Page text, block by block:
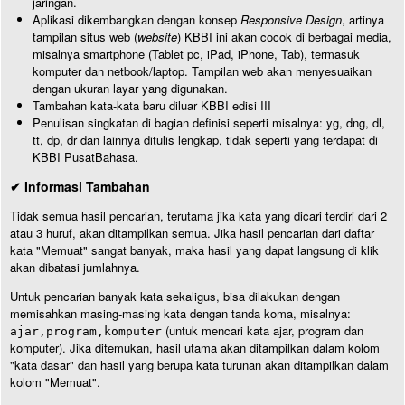
Aplikasi dikembangkan dengan konsep Responsive Design, artinya
tampilan situs web (website) KBBI ini akan cocok di berbagai media,
misalnya smartphone (Tablet pc, iPad, iPhone, Tab), termasuk
komputer dan netbook/laptop. Tampilan web akan menyesuaikan
dengan ukuran layar yang digunakan.
Tambahan kata-kata baru diluar KBBI edisi III
Penulisan singkatan di bagian definisi seperti misalnya: yg, dng, dl,
tt, dp, dr dan lainnya ditulis lengkap, tidak seperti yang terdapat di
KBBI PusatBahasa.
✔ Informasi Tambahan
Tidak semua hasil pencarian, terutama jika kata yang dicari terdiri dari 2
atau 3 huruf, akan ditampilkan semua. Jika hasil pencarian dari daftar
kata "Memuat" sangat banyak, maka hasil yang dapat langsung di klik
akan dibatasi jumlahnya.
Untuk pencarian banyak kata sekaligus, bisa dilakukan dengan
memisahkan masing-masing kata dengan tanda koma, misalnya:
ajar,program,komputer (untuk mencari kata ajar, program dan
komputer). Jika ditemukan, hasil utama akan ditampilkan dalam kolom
"kata dasar" dan hasil yang berupa kata turunan akan ditampilkan dalam
kolom "Memuat".